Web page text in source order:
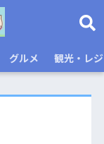
グルメ 観光・レ